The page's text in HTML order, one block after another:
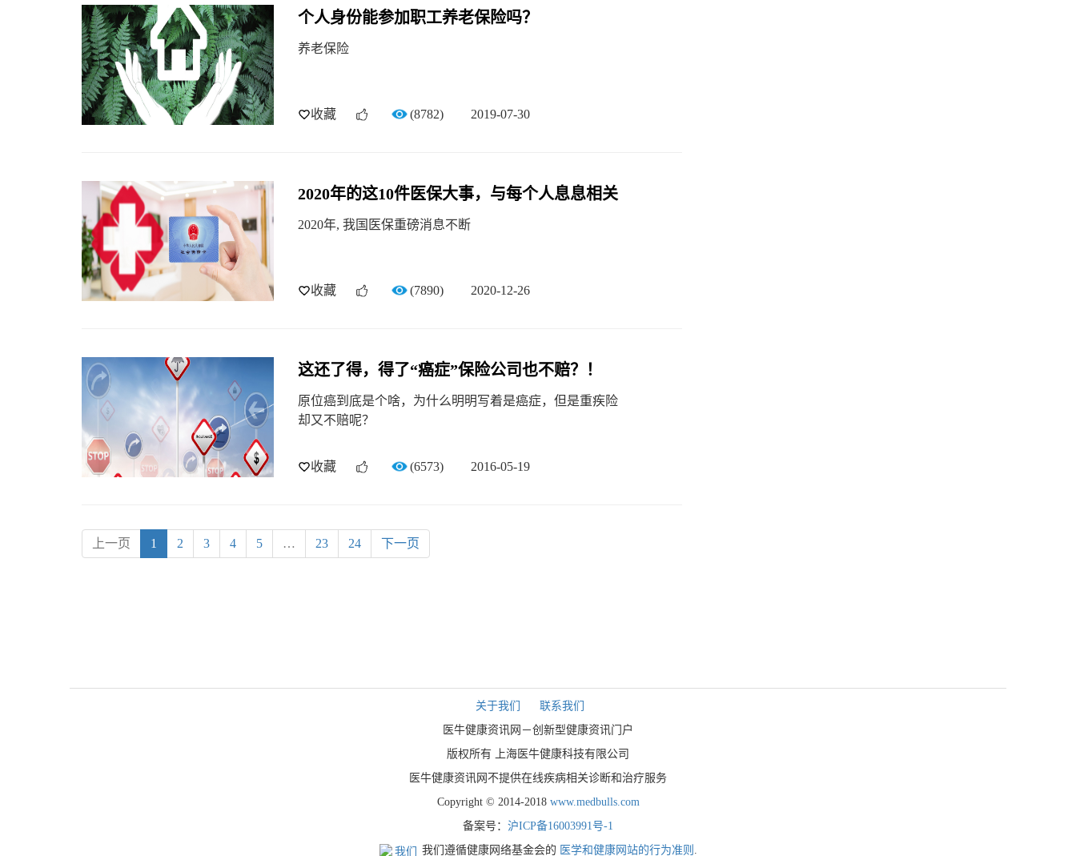
个人身份能参加职工养老保险吗？
养老保险
收藏 (8782) 2019-07-30
2020年的这10件医保大事，与每个人息息相关
2020年, 我国医保重磅消息不断
收藏 (7890) 2020-12-26
这还了得，得了“癌症”保险公司也不赔？！
原位癌到底是个啥，为什么明明写着是癌症，但是重疾险
却又不赔呢？
收藏 (6573) 2016-05-19
上一页 1 2 3 4 5 … 23 24 下一页
关于我们
联系我们
医牛健康资讯网－创新型健康资讯门户
版权所有 上海医牛健康科技有限公司
医牛健康资讯网不提供在线疾病相关诊断和治疗服务
Copyright © 2014-2018 www.medbulls.com
备案号： 沪ICP备16003991号-1
我们遵循健康网络基金会的 医学和健康网站的行为准则 .